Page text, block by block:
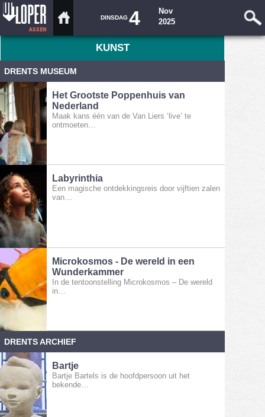
DINSDAG4
Nov
2025
KUNST
DRENTS MUSEUM
Het Grootste Poppenhuis van
Nederland
Maak kans één van de Van Liers ‘live’ te
ontmoeten…
Labyrinthia
Een magische ontdekkingsreis door vijftien zalen
van…
Microkosmos - De wereld in een
Wunderkammer
In de tentoonstelling Microkosmos – De wereld
in…
DRENTS ARCHIEF
Bartje
Bartje Bartels is de hoofdpersoon uit het
bekende…